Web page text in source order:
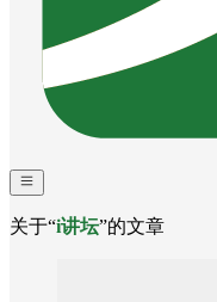
关于“i讲坛”的文章